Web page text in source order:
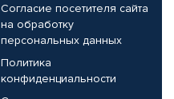
Согласие посетителя сайта
на обработку
персональных данных
Политика
конфиденциальности